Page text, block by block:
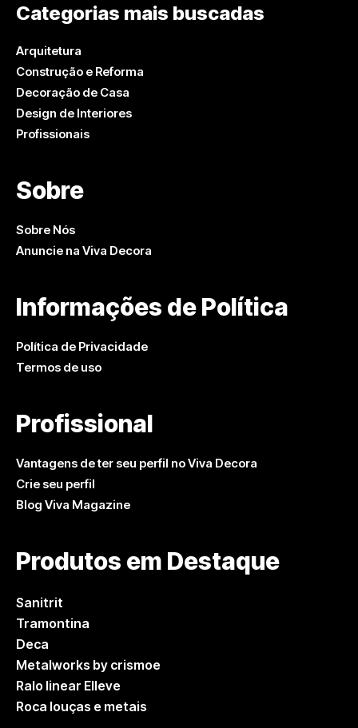
Categorias mais buscadas
Arquitetura
Construção e Reforma
Decoração de Casa
Design de Interiores
Profissionais
Sobre
Sobre Nós
Anuncie na Viva Decora
Informações de Política
Política de Privacidade
Termos de uso
Profissional
Vantagens de ter seu perfil no Viva Decora
Crie seu perfil
Blog Viva Magazine
Produtos em Destaque
Sanitrit
Tramontina
Deca
Metalworks by crismoe
Ralo linear Elleve
Roca louças e metais